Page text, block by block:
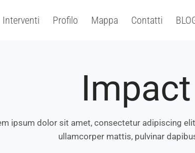
Interventi Profilo Mappa Contatti
Impact
ipsum dolor sit amet, consectetur adipiscing
ullamcorper mattis, pulvinar